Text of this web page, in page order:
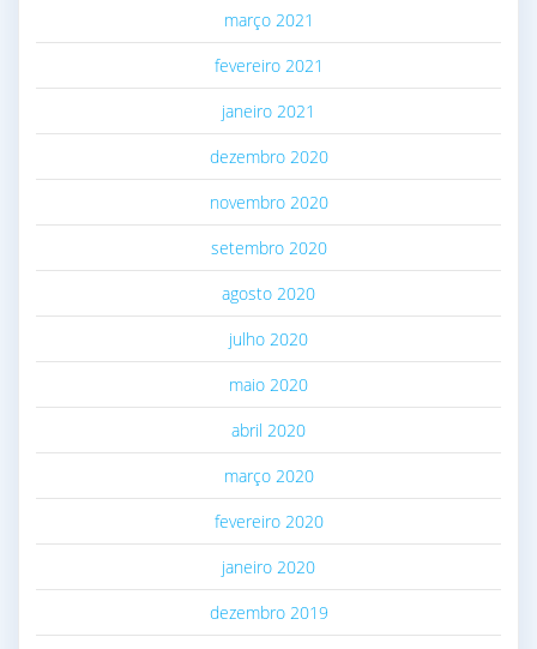
março 2021
fevereiro 2021
janeiro 2021
dezembro 2020
novembro 2020
setembro 2020
agosto 2020
julho 2020
maio 2020
abril 2020
março 2020
fevereiro 2020
janeiro 2020
dezembro 2019